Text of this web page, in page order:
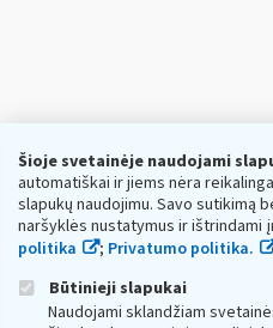
Šioje svetainėje naudojami
automatiškai ir jiems nėra
slapukų naudojimu. Savo sutikimą
naršyklės nustatymus ir ištrindami
politika
; Privatumo politika.
Būtinieji slapukai
Naudojami sklandžiam